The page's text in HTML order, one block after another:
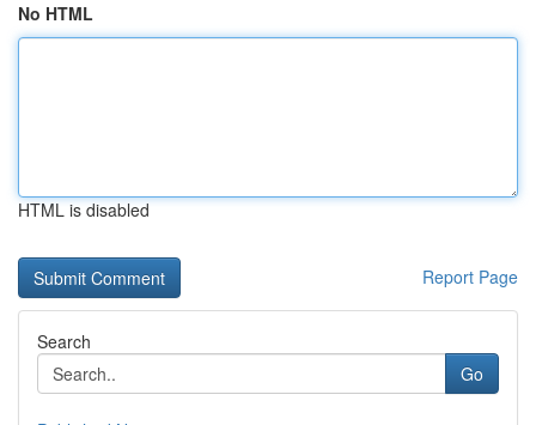
No HTML
HTML is disabled
Report Page
Search
Go